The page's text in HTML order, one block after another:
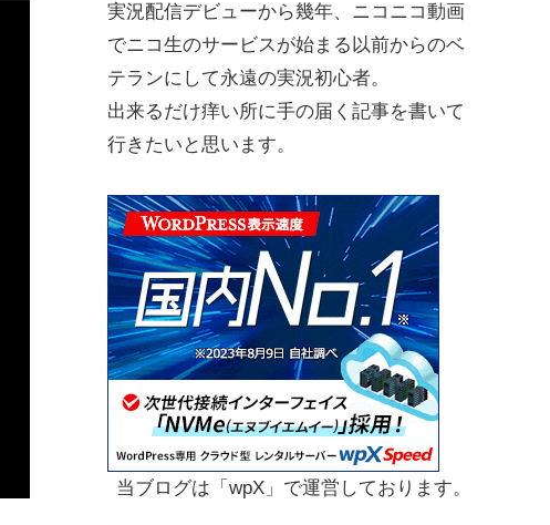
実況配信デビューから幾年、ニコニコ動画
でニコ生のサービスが始まる以前からのベ
テランにして永遠の実況初心者。
出来るだけ痒い所に手の届く記事を書いて
行きたいと思います。
当ブログは「wpX」で運営しております。